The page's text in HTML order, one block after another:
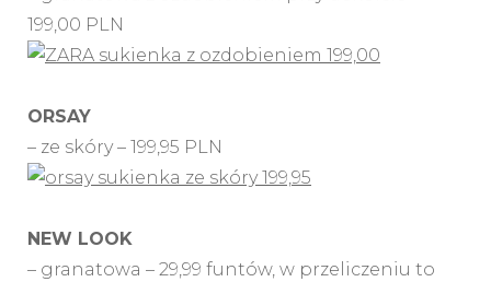
199,00 PLN
ORSAY
– ze skóry – 199,95 PLN
NEW LOOK
– granatowa – 29,99 funtów, w przeliczeniu to